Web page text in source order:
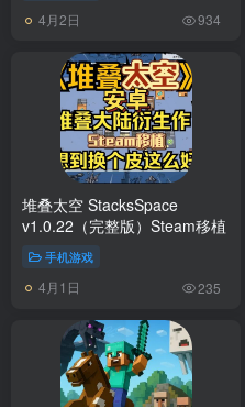
4月2日 934
堆叠太空 StacksSpace
v1.0.22（完整版）Steam移植
手机游戏
4月1日 235